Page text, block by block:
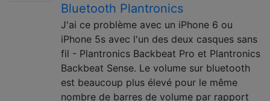
Bluetooth Plantronics
J'ai ce problème avec un iPhone 6 ou
iPhone 5s avec l'un des deux casques sans
fil - Plantronics Backbeat Pro et Plantronics
Backbeat Sense. Le volume sur bluetooth
est beaucoup plus élevé pour le même
nombre de barres de volume par rapport